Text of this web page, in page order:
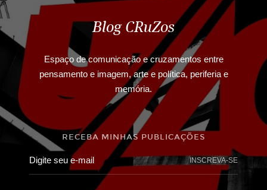
Blog CRuZos
Espaço de comunicação e cruzamentos entre
pensamento e imagem, arte e política, periferia e
memória.
RECEBA MINHAS PUBLICAÇÕES
INSCREVA-SE